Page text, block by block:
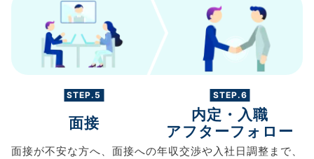
STEP.5
面接
面接が不安な方へ、 面接への
STEP.6
内定・入職
アフターフォロー
年収交渉や入社日調整まで、